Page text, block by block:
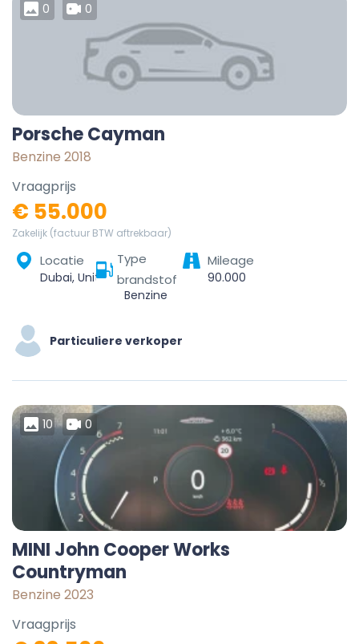
0 0
Porsche Cayman
Benzine 2018
Vraagprijs
€ 55.000
Zakelijk (factuur BTW aftrekbaar)
Locatie
Dubai, United Arab Emirates
Type
brandstof
Benzine
Mileage
90.000
Particuliere verkoper
10 0
MINI John Cooper Works
Countryman
Benzine 2023
Vraagprijs